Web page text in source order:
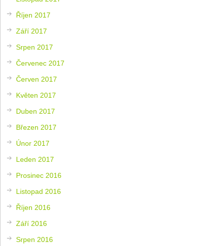
Říjen 2017
Září 2017
Srpen 2017
Červenec 2017
Červen 2017
Květen 2017
Duben 2017
Březen 2017
Únor 2017
Leden 2017
Prosinec 2016
Listopad 2016
Říjen 2016
Září 2016
Srpen 2016